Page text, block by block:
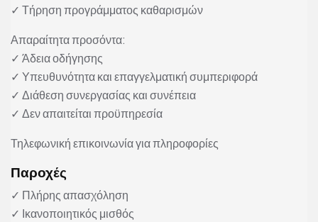
✓ Τήρηση προγράμματος καθαρισμών
Απαραίτητα προσόντα:
✓ Άδεια οδήγησης
✓ Υπευθυνότητα και επαγγελματική συμπεριφορά
✓ Διάθεση συνεργασίας και συνέπεια
✓ Δεν απαιτείται προϋπηρεσία
Τηλεφωνική επικοινωνία για πληροφορίες
Παροχές
✓ Πλήρης απασχόληση
✓ Ικανοποιητικός μισθός